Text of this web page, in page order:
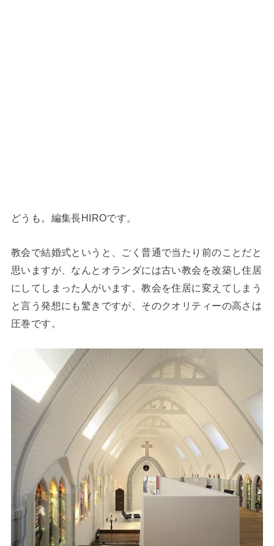
どうも。編集長HIROです。
教会で結婚式というと、ごく普通で当たり前のことだと
思いますが、なんとオランダには古い教会を改築し住居
にしてしまった人がいます。教会を住居に変えてしまう
と言う発想にも驚きですが、そのクオリティーの高さは
圧巻です。